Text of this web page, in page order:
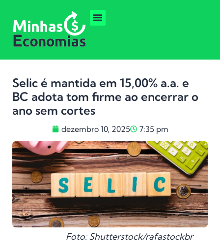
Selic é mantida em 15,00% a.a. e
BC adota tom firme ao encerrar o
ano sem cortes
dezembro 10, 2025 7:35 pm
Foto: Shutterstock/rafastockbr